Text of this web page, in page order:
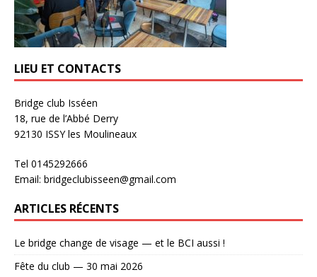
LIEU ET CONTACTS
Bridge club Isséen
18, rue de l’Abbé Derry
92130 ISSY les Moulineaux
Tel 0145292666
Email: bridgeclubisseen@gmail.com
ARTICLES RÉCENTS
Le bridge change de visage — et le BCI aussi !
Fête du club — 30 mai 2026